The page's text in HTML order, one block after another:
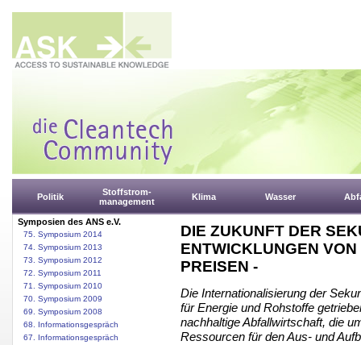
Politik
Stoffstrom-
management
Klima Wasser
Symposien des ANS e.V.
75. Symposium 2014
74. Symposium 2013
73. Symposium 2012
72. Symposium 2011
71. Symposium 2010
70. Symposium 2009
69. Symposium 2008
68. Informationsgespräch
67. Informationsgespräch
DIE ZUKUNFT DER
ENTWICKLUNGEN
PREISEN -
Die Internationalisierung der
für Energie und Rohstoffe
nachhaltige Abfallwirtschaft, die
Ressourcen für den Aus- und